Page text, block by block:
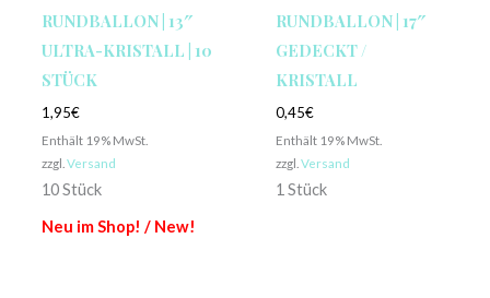
RUNDBALLON | 13″
ULTRA-KRISTALL | 10
STÜCK
1,95€
Enthält 19% MwSt.
zzgl. Versand
10 Stück
Neu im Shop! / New!
RUNDBALLON | 17″
GEDECKT /
KRISTALL
0,45€
Enthält 19% MwSt.
zzgl. Versand
1 Stück